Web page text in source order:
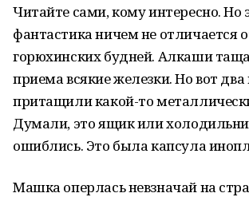
Читайте сами, кому интересно. Но
фантастика ничем не отличается
горюхинских будней. Алкаши
приема всякие железки. Но вот
притащили какой-то
Думали, это ящик или
ошиблись. Это была капсула
Машка оперлась невзначай на